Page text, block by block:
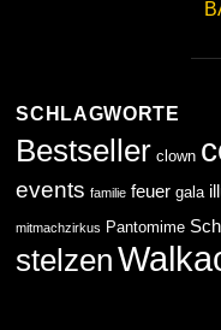
SCHLAGWORTE
Bestseller clown
events familie feuer gala
mitmachzirkus Pantomime
stelzen